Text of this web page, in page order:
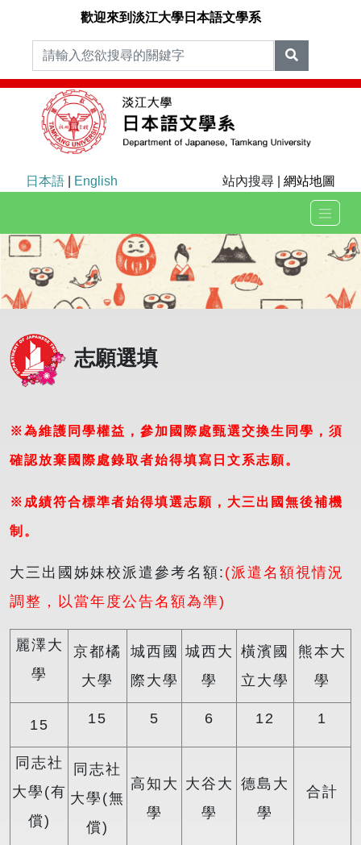
歡迎來到淡江大學日本語文學系
日本語 English 站內搜尋 | 網站地圖
志願選填
※為維護同學權益，參加國際處甄選交換生同學，須
確認放棄國際處錄取者始得填寫日文系志願。
※成績符合標準者始得填選志願，大三出國無後補機
制。
大三出國姊妹校派遣參考名額: (派遣名額視情況
調整，以當年度公告名額為準)
麗澤大
學
京都橘
大學
城西國
際大學
城西大
學
橫濱國
立大學
熊本大
學
15 15 5 6 12 1
同志社
大學(有
償)
同志社
大學(無
償)
高知大
學
大谷大
學
德島大
學
合計